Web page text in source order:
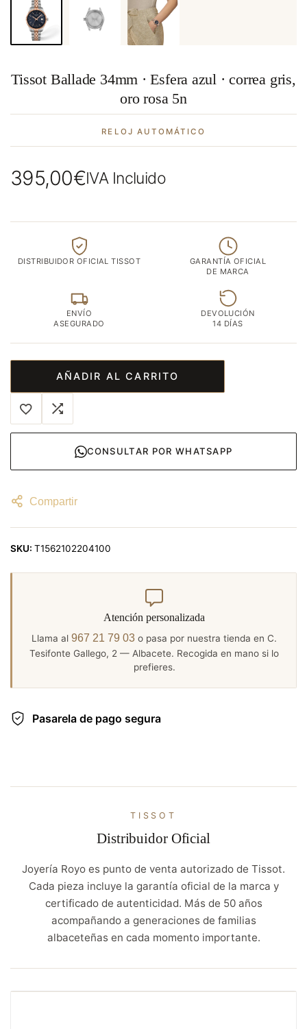
Tissot Ballade 34mm · Esfera azul · correa gris,
oro rosa 5n
RELOJ AUTOMÁTICO
395,00€IVA Incluido
DISTRIBUIDOR OFICIAL TISSOT
GARANTÍA OFICIAL
DE MARCA
ENVÍO
ASEGURADO
DEVOLUCIÓN
14 DÍAS
AÑADIR AL CARRITO
CONSULTAR POR WHATSAPP
Compartir
SKU: T1562102204100
Atención personalizada
Llama al 967 21 79 03 o pasa por nuestra tienda en C.
Tesifonte Gallego, 2 — Albacete. Recogida en mano si lo
prefieres.
Pasarela de pago segura
TISSOT
Distribuidor Oficial
Joyería Royo es punto de venta autorizado de Tissot.
Cada pieza incluye la garantía oficial de la marca y
certificado de autenticidad. Más de 50 años
acompañando a generaciones de familias
albaceteñas en cada momento importante.